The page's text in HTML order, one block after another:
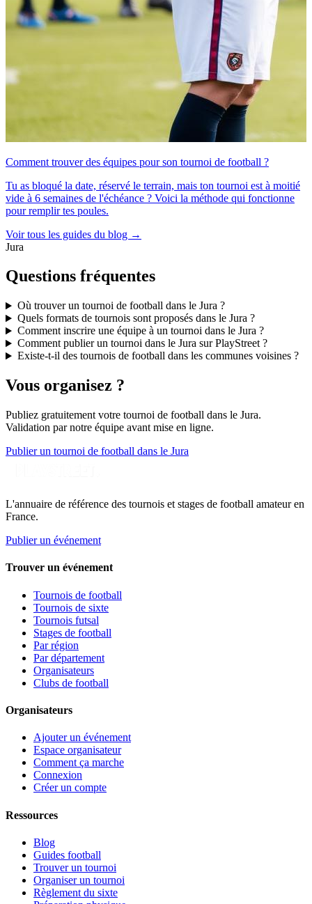
Comment trouver des équipes pour son tournoi de football ?
Tu as bloqué la date, réservé le terrain, mais ton tournoi est à moitié
vide à 6 semaines de l'échéance ? Voici la méthode qui fonctionne
pour remplir tes poules.
Voir tous les guides du blog →
Jura
Questions fréquentes
Où trouver un tournoi de football dans le Jura ?
Quels formats de tournois sont proposés dans le Jura ?
Comment inscrire une équipe à un tournoi dans le Jura ?
Comment publier un tournoi dans le Jura sur PlayStreet ?
Existe-t-il des tournois de football dans les communes voisines ?
Vous organisez ?
Publiez gratuitement votre tournoi de football dans le Jura.
Validation par notre équipe avant mise en ligne.
Publier un tournoi de football dans le Jura
L'annuaire de référence des tournois et stages de football amateur en
France.
Publier un événement
Trouver un événement
Tournois de football
Tournois de sixte
Tournois futsal
Stages de football
Par région
Par département
Organisateurs
Clubs de football
Organisateurs
Ajouter un événement
Espace organisateur
Comment ça marche
Connexion
Créer un compte
Ressources
Blog
Guides football
Trouver un tournoi
Organiser un tournoi
Règlement du sixte